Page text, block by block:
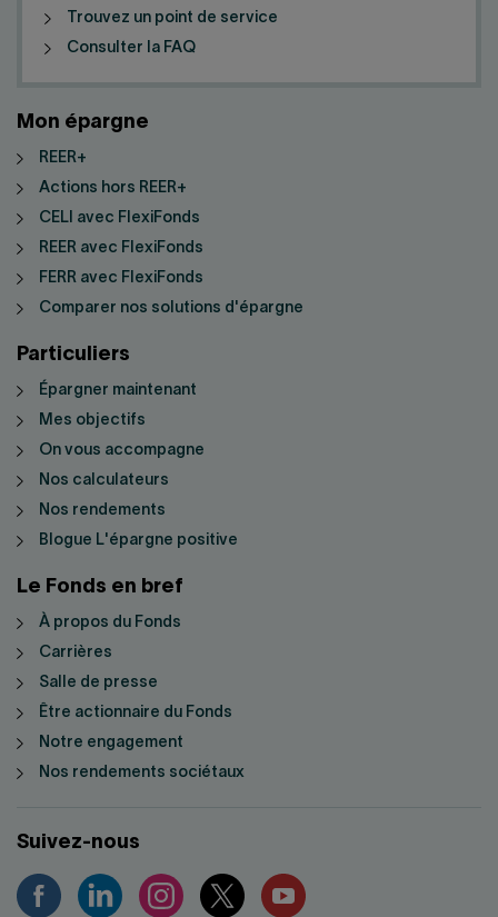
Trouvez un point de service
Consulter la FAQ
Mon épargne
REER+
Actions hors REER+
CELI avec FlexiFonds
REER avec FlexiFonds
FERR avec FlexiFonds
Comparer nos solutions d'épargne
Particuliers
Épargner maintenant
Mes objectifs
On vous accompagne
Nos calculateurs
Nos rendements
Blogue L'épargne positive
Le Fonds en bref
À propos du Fonds
Carrières
Salle de presse
Être actionnaire du Fonds
Notre engagement
Nos rendements sociétaux
Suivez-nous